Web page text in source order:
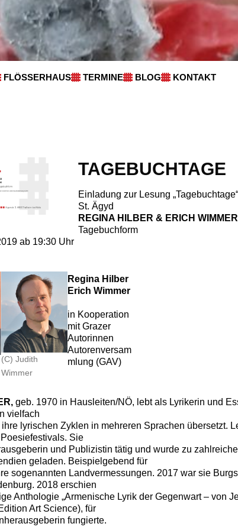
FLÖSSERHAUS TERMINE BLOG KONTAKT
TAGEBUCHTAGE
Einladung zur Lesung
St. Ägyd
REGINA HILBER & ERICH WIMMER
Tagebuchform
ab 19:30 Uhr
(C) Judith
Wimmer
Regina Hilber
Erich Wimmer
in Kooperation
mit Grazer
Autorinnen
Autorenversam
mlung (GAV)
geb. 1970 in Hausleiten/NÖ, lebt als Lyrikerin und
vielfach
lyrischen Zyklen in mehreren Sprachen übersetzt.
Sie
und Publizistin tätig und wurde zu
geladen. Beispielgebend für
sogenannten Landvermessungen. 2017 war sie
2018 erschien
Anthologie „Armenische Lyrik der Gegenwart – von
Art Science), für
fungierte.